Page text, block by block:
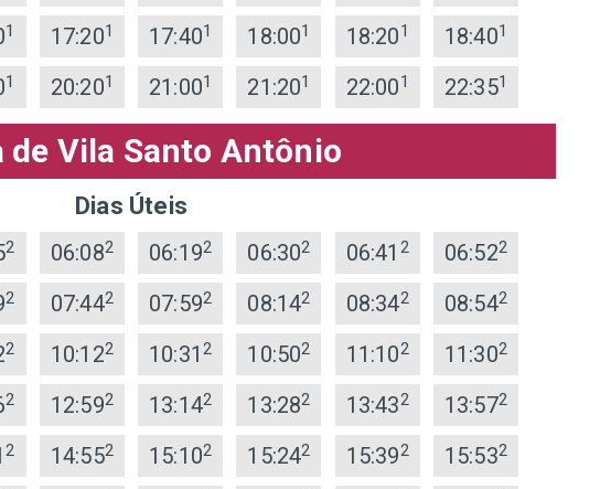
1 17:201 17:401 18:001 18:201 18:401
1 20:201 21:001 21:201 22:001 22:351
de Vila Santo Antônio
Dias Úteis
2 06:082 06:192 06:302 06:41 2 06:522
2 07:442 07:592 08:142 08:342 08:542
2 10:122 10:31 2 10:502 11:102 11:302
2 12:592 13:142 13:282 13:432 13:572
2 14:552 15:102 15:242 15:392 15:532